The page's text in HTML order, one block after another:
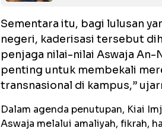
Sementara itu, bagi lulusan
negeri, kaderisasi tersebut
penjaga nilai-nilai Aswaja An-
penting untuk membekali
transnasional di kampus,”
Dalam agenda penutupan, Kiai
Aswaja melalui amaliyah, fikrah,